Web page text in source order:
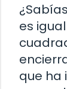
es
que ha